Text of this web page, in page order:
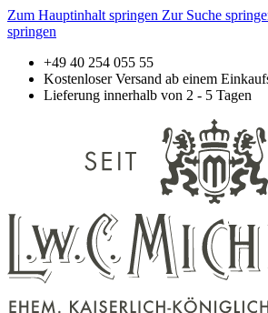
Zum Hauptinhalt springen Zur Suche
springen
+49 40 254 055 55
Kostenloser Versand ab einem
Lieferung innerhalb von 2 - 5 Tagen